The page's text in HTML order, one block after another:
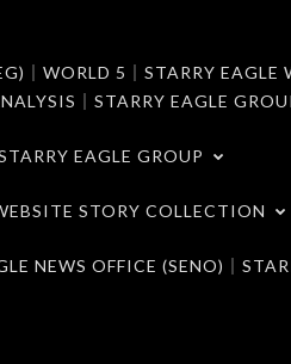
｜WORLD 5｜STARRY EAGLE
｜STARRY EAGLE
EAGLE GROUP
STORY COLLECTION
NEWS OFFICE (SENO)｜